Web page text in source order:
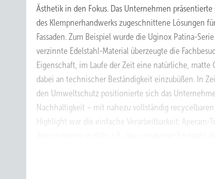
Ästhetik in den Fokus. Das Unternehmen
des Klempnerhandwerks zugeschnittene Lösungen
Fassaden. Zum Beispiel wurde die Uginox Patina-
verzinnte Edelstahl-Material überzeugte die
Eigenschaft, im Laufe der Zeit eine natürliche,
dabei an technischer Beständigkeit einzubüßen. In
den Umweltschutz positionierte sich das
Nachhaltigkeit – mit nahezu vollständig
Highlight war die einfache Verarbeitbarkeit: Aperam-